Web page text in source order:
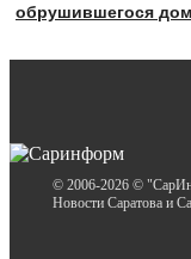
обрушившегося
© 2006-2026 ©
Новости Саратова и